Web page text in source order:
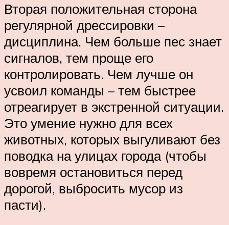
Вторая положительная сторона
регулярной дрессировки –
дисциплина. Чем больше пес знает
сигналов, тем проще его
контролировать. Чем лучше он
усвоил команды – тем быстрее
отреагирует в экстренной ситуации.
Это умение нужно для всех
животных, которых выгуливают без
поводка на улицах города (чтобы
вовремя остановиться перед
дорогой, выбросить мусор из
пасти).